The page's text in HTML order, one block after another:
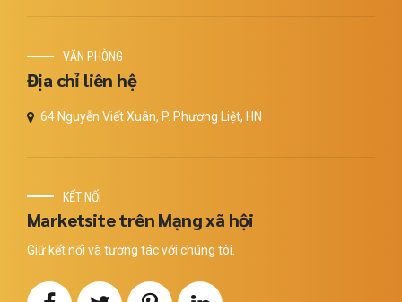
VĂN PHÒNG
Địa chỉ liên hệ
64 Nguyễn Viết Xuân, P. Phương Liệt, HN
KẾT NỐI
Marketsite trên Mạng xã hội
Giữ kết nối và tương tác với chúng tôi.